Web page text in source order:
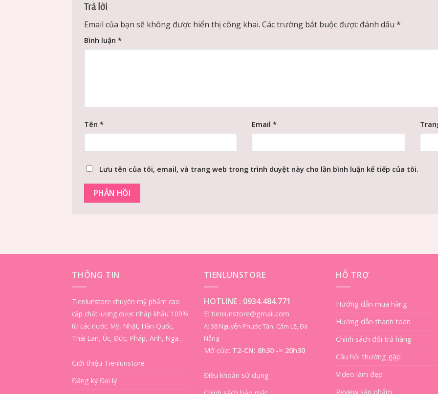
Trả lời
Email của bạn sẽ không được hiển thị công khai. Các trường bắt buộc được đánh dấu *
Bình luận *
Tên * Email*
Lưu tên của tôi, email, và trang web trong trình duyệt này cho lần bình luận kế tiếp của tôi.
THÔNG TIN
Tienlunstore chuyên mỹ phẩm cao
cấp chất lượng được nhập khẩu 100%
từ các nước: Mỹ, Nhật, Hàn Quốc,
Thái Lan, Úc, Đức, Pháp, Anh, Nga…
Giới thiệu Tienlunstore
Đăng ký Đại lý
TIENLUNSTORE
HOTLINE : 0934.484.771
E: tienlunstore@gmail.com
A: 38 Nguyễn Phước Tần, Cẩm Lệ, Đà
Nẵng
Mở cửa: T2-CN: 8h30 -> 20h30
Điều khoản sử dụng
HỖ TRỢ
Hướng dẫn mua hàng
Hướng dẫn thanh toán
Chính sách đổi trả hàng
Câu hỏi thường gặp
Video làm đẹp
Review sản phẩm